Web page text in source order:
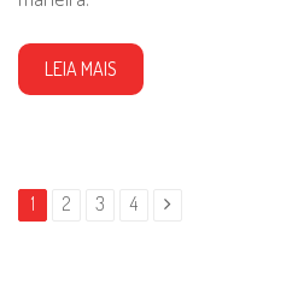
LEIA MAIS
1 2 3 4